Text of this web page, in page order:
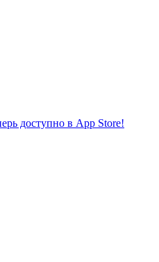
доступно в App Store!